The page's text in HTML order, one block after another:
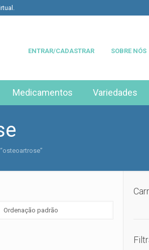
ENTRAR/CADASTRAR SOBRE NÓS
Medicamentos Variedades